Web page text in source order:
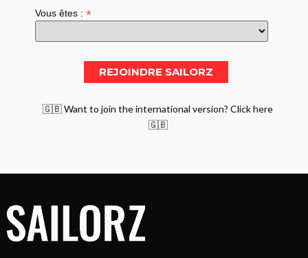
Vous êtes :*
🇬🇧 Want to join the international version? Click here
🇬🇧